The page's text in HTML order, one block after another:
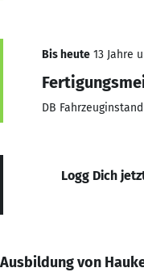
Bis heute 13 Jahre
DB
Logg Dich
Ausbildung von